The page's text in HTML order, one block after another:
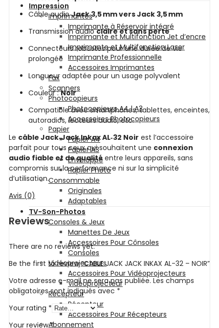
Impression
Imprimantes
Imprimante à Réservoir intégré
Imprimante et Multifonction Jet d’encre
Imprimante et Multifonction Laser
Imprimante Professionnelle
Accessoires Imprimantes
Fax
Scanners
Photocopieurs
Photocopieurs A4 | A3
Accessoires Photocopieurs
Papier
Papier A4
Papier A3
Enveloppe
Papier Photo
Consommable
Originales
Adaptables
TV-Son-Photos
Consoles & Jeux
Manettes De Jeux
Accessoires Pour Cônsoles
Consoles
Vidéoprojecteurs
Accessoires Pour Vidéoprojecteurs
Vidéoprojecteur
Récepteur
Récepteur
Accessoires Pour Récepteurs
Abonnement
Câble audioJack 3,5 mm vers Jack 3,5 mm
Transmission audioclaire et sans perte
Connecteurs robustes pour une durée de vie
prolongée
Longueur adaptée pour un usage polyvalent
Couleur :Noir
Compatible avec smartphones, tablettes, enceintes,
autoradios, lecteurs audio, etc.
Le câble Jack‑Jack Inkax AL‑32 Noir est l’accessoire
parfait pour tous ceux qui souhaitent une connexion
audio fiable et de qualité entre leurs appareils, sans
compromis sur la performance ni sur la simplicité
d’utilisation.
Avis (0)
Reviews
There are no reviews yet.
Be the first to review “CABLE JACK JACK INKAX AL-32 – NOIR”
Votre adresse e-mail ne sera pas publiée. Les champs
obligatoires sont indiqués avec *
Your rating *
Your review*